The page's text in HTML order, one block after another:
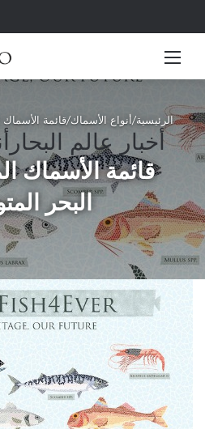
الرئيسية/أنواع الأسماك/قائمة
أخبار عالم البحار
قائمة الأسماك
البحر